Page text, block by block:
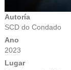
Autoría
SCD do Condado
Ano
2023
Lugar